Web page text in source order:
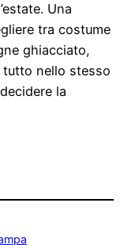
Una
tra costume
ghiacciato,
nello stesso
la